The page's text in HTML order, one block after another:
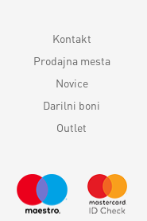
Kontakt
Prodajna mesta
Novice
Darilni boni
Outlet